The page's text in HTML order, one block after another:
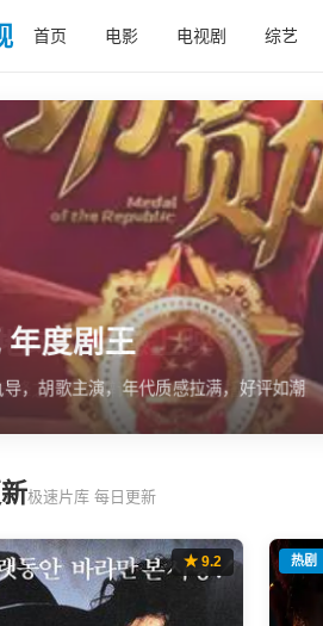
首页 电影 电视剧 综艺
年度剧王
导，胡歌主演，年代质感拉满，好评如潮
极速片库 每日更新
★ 9.2 热剧